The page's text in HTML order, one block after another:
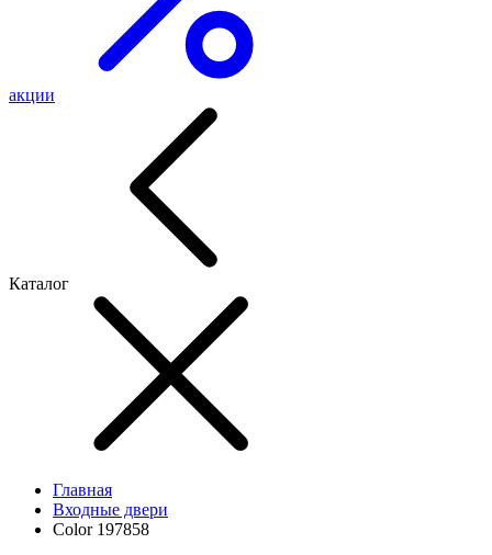
акции
Каталог
Главная
Входные двери
Color 197858